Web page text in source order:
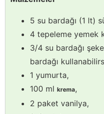
5 su bardağı (1 lt)
4 tepeleme yemek
3/4 su bardağı
bardağı
1 yumurta,
100 ml krema,
2 paket vanilya,